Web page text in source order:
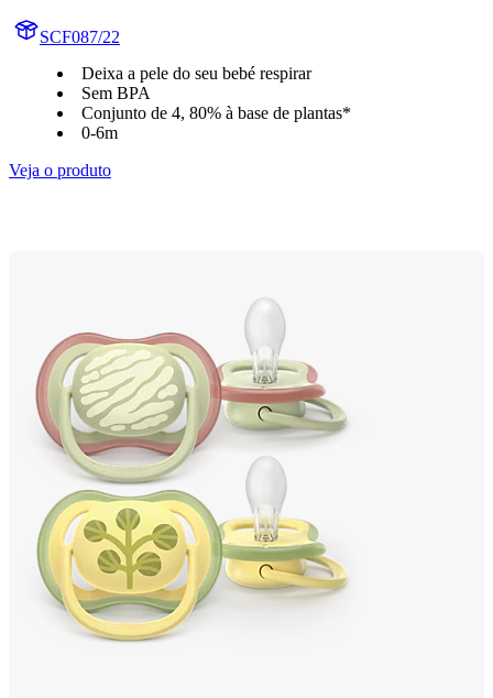
SCF087/22
Deixa a pele do seu bebé respirar
Sem BPA
Conjunto de 4, 80% à base de plantas*
0-6m
Veja o produto